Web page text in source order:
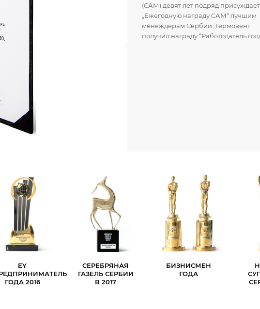
(САМ) девят лет подряд присуждает
„Ежегодную награду САМ“ лучшим
менеждерам Сербии. Термовент
получил награду “Работодатель
EY
ГОДА 2016
СЕРЕБРЯНАЯ
ГАЗЕЛЬ СЕРБИИ
В 2017
БИЗНИСМЕН
ГОДА